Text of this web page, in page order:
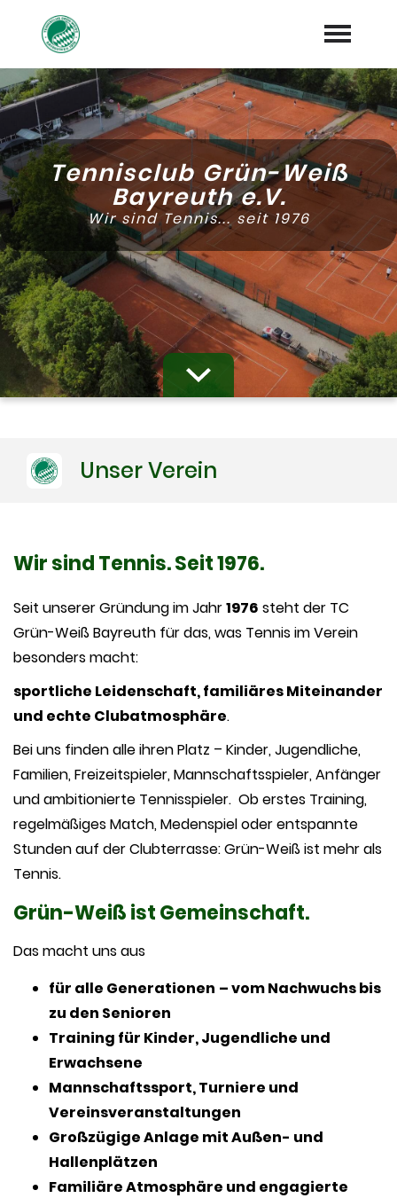
Startseite
Mannschaften & Trainer expand_more
Platzbuchung
Vereinsinfos & Termine expand_more
Unser Verein expand_more
Jetzt Mitglied werden expand_more
Tennisclub Grün-Weiß
Bayreuth e.V.
Wir sind Tennis... seit 1976
Unser Verein
Wir sind Tennis. Seit 1976.
Seit unserer Gründung im Jahr1976 steht der TC
Grün-Weiß Bayreuth für das, was Tennis im Verein
besonders macht:
sportliche Leidenschaft, familiäres Miteinander
und echte Clubatmosphäre.
Bei uns finden alle ihren Platz – Kinder, Jugendliche,
Familien, Freizeitspieler, Mannschaftsspieler, Anfänger
und ambitionierte Tennisspieler. Ob erstes Training,
regelmäßiges Match, Medenspiel oder entspannte
Stunden auf der Clubterrasse: Grün-Weiß ist mehr als
Tennis.
Grün-Weiß ist Gemeinschaft.
Das macht uns aus
für alle Generationen – vom Nachwuchs bis
zu den Senioren
Training für Kinder, Jugendliche und
Erwachsene
Mannschaftssport, Turniere und
Vereinsveranstaltungen
Großzügige Anlage mit Außen- und
Hallenplätzen
Familiäre Atmosphäre und engagierte